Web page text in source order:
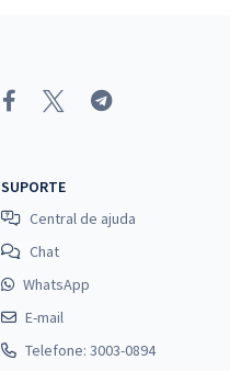
SUPORTE
Central de ajuda
Chat
WhatsApp
E-mail
Telefone: 3003-0894